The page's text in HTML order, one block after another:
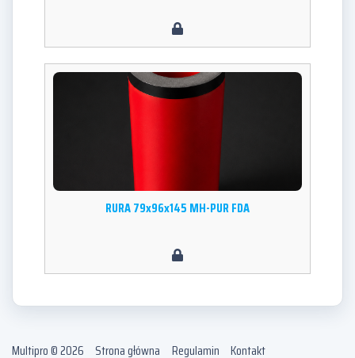
RURA 79x96x145 MH-PUR FDA
Multipro © 2026 Strona główna Regulamin Kontakt